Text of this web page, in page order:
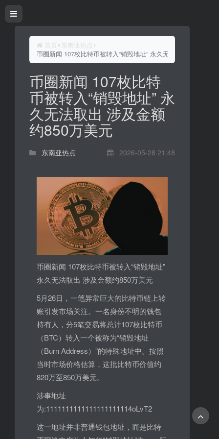
首页
东南亚热点
币圈新闻 107枚比特币被转入“销毁地址” 永久无法取出 涉及金额
币圈新闻 107枚比特
币被转入“销毁地址” 永
久无法取出 涉及金额
约850万美元
东南亚热点 2026-05-28 21:48
币圈新闻 107枚比特币被转入“销毁地址”
永久无法取出 涉及金额约850万美元
5月26日，一笔异常巨大的比特币链上转
账引发市场关注。一名身份不明的钱包
持有人，分5笔交易将总计107枚比特币
（BTC）转入一个被称为“销毁地址
（Burn Address）”的特殊地址中。按照
当时市场价格估算，这批比特币价值约
820万至850万美元。
涉事地址
为:1111111111111111111114oLvT2
这一地址并非普通钱包地址，而是比特